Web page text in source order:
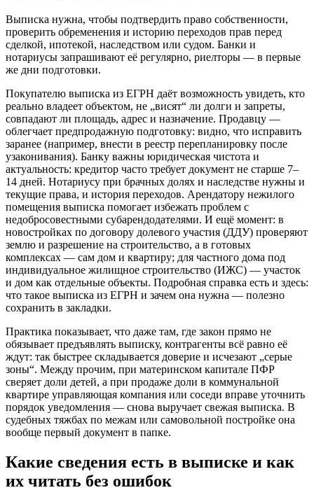
Выписка нужна, чтобы подтвердить право собственности,
проверить обременения и историю переходов прав перед
сделкой, ипотекой, наследством или судом. Банки и
нотариусы запрашивают её регулярно, риелторы — в первые
же дни подготовки.
Покупателю выписка из ЕГРН даёт возможность увидеть, кто
реально владеет объектом, не „висят“ ли долги и запреты,
совпадают ли площадь, адрес и назначение. Продавцу —
облегчает предпродажную подготовку: видно, что исправить
заранее (например, внести в реестр перепланировку после
узаконивания). Банку важны юридическая чистота и
актуальность: кредитор часто требует документ не старше 7–
14 дней. Нотариусу при брачных долях и наследстве нужны и
текущие права, и история переходов. Арендатору нежилого
помещения выписка помогает избежать проблем с
недобросовестными субарендодателями. И ещё момент: в
новостройках по договору долевого участия (ДДУ) проверяют
землю и разрешение на строительство, а в готовых
комплексах — сам дом и квартиру; для частного дома под
индивидуальное жилищное строительство (ИЖС) — участок
и дом как отдельные объекты. Подробная справка есть и здесь:
что такое выписка из ЕГРН и зачем она нужна — полезно
сохранить в закладки.
Практика показывает, что даже там, где закон прямо не
обязывает предъявлять выписку, контрагенты всё равно её
ждут: так быстрее складывается доверие и исчезают „серые
зоны“. Между прочим, при материнском капитале ПФР
сверяет доли детей, а при продаже доли в коммунальной
квартире управляющая компания или соседи вправе уточнить
порядок уведомления — снова выручает свежая выписка. В
судебных тяжбах по межам или самовольной постройке она
вообще первый документ в папке.
Какие сведения есть в выписке и как
их читать без ошибок